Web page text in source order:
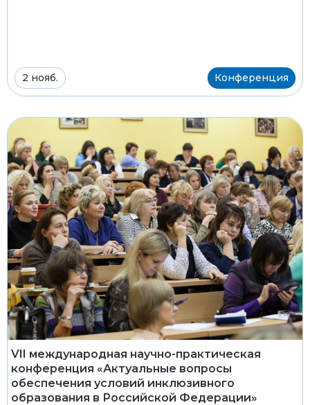
2 нояб. Конференция
VII международная научно-практическая
конференция «Актуальные вопросы
обеспечения условий инклюзивного
образования в Российской Федерации»